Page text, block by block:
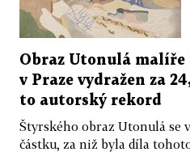
Obraz Utonulá malíře
v Praze vydražen za
to autorský rekord
Štyrského obraz Utonulá se
částku, za niž byla díla